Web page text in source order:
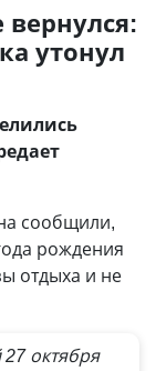
утонул
сообщили,
рождения
отдыха и не
октября